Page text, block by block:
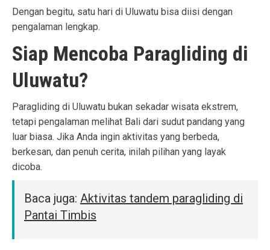
Dengan begitu, satu hari di Uluwatu bisa diisi dengan
pengalaman lengkap.
Siap Mencoba Paragliding di
Uluwatu?
Paragliding di Uluwatu bukan sekadar wisata ekstrem,
tetapi pengalaman melihat Bali dari sudut pandang yang
luar biasa. Jika Anda ingin aktivitas yang berbeda,
berkesan, dan penuh cerita, inilah pilihan yang layak
dicoba.
Baca juga: Aktivitas tandem paragliding di
Pantai Timbis